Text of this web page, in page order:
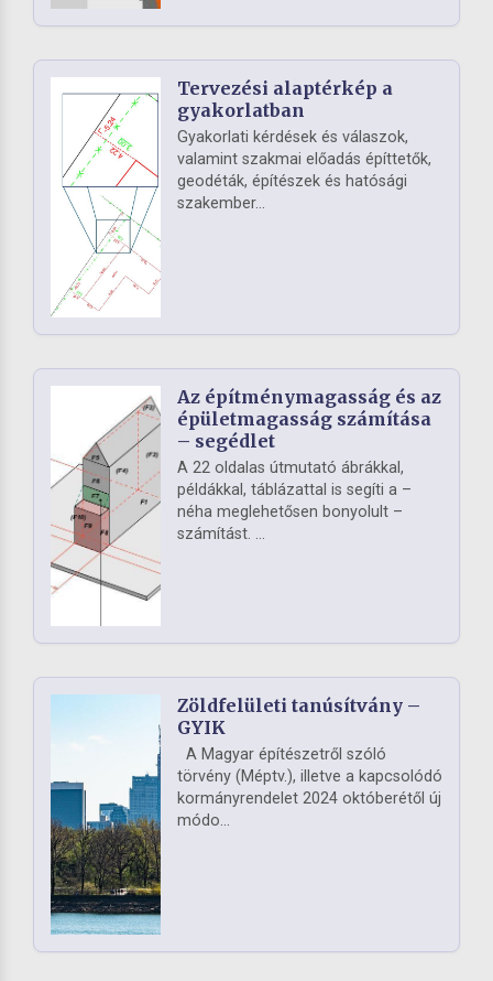
Tervezési alaptérkép a
gyakorlatban
Gyakorlati kérdések és válaszok,
valamint szakmai előadás építtetők,
geodéták, építészek és hatósági
szakember...
Az építménymagasság és az
épületmagasság számítása
– segédlet
A 22 oldalas útmutató ábrákkal,
példákkal, táblázattal is segíti a –
néha meglehetősen bonyolult –
számítást. ...
Zöldfelületi tanúsítvány –
GYIK
A Magyar építészetről szóló
törvény (Méptv.), illetve a kapcsolódó
kormányrendelet 2024 októberétől új
módo...